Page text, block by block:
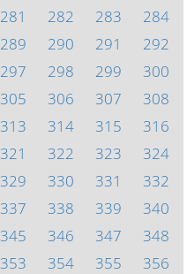
281 282 283
284
289 290 291
292
297 298 299
300
305 306 307
308
313 314 315
316
321 322 323
324
329 330 331
332
337 338 339
340
345 346 347
348
353 354 355
356